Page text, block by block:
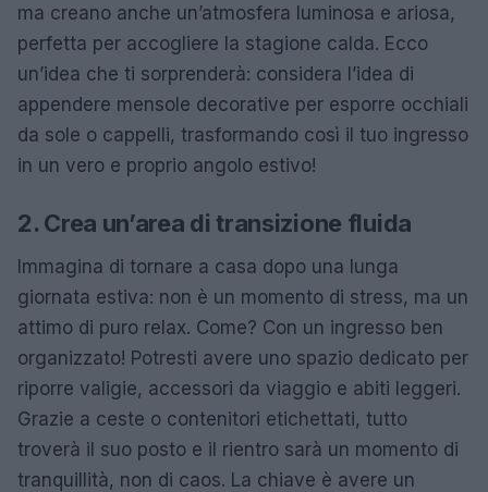
ma creano anche un’atmosfera luminosa e ariosa,
perfetta per accogliere la stagione calda. Ecco
un’idea che ti sorprenderà: considera l’idea di
appendere mensole decorative per esporre occhiali
da sole o cappelli, trasformando così il tuo ingresso
in un vero e proprio angolo estivo!
2. Crea un’area di transizione fluida
Immagina di tornare a casa dopo una lunga
giornata estiva: non è un momento di stress, ma un
attimo di puro relax. Come? Con un ingresso ben
organizzato! Potresti avere uno spazio dedicato per
riporre valigie, accessori da viaggio e abiti leggeri.
Grazie a ceste o contenitori etichettati, tutto
troverà il suo posto e il rientro sarà un momento di
tranquillità, non di caos. La chiave è avere un